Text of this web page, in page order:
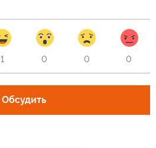
1 0 0 0
Обсудить